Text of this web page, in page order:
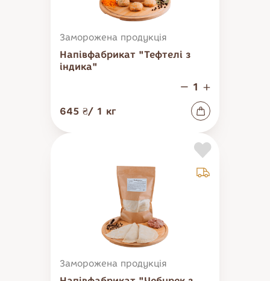
Заморожена продукція
Напівфабрикат "Тефтелі з
індика"
645 ₴/ 1 кг
Заморожена продукція